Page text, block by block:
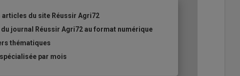
articles du site Réussir Agri72
journal Réussir Agri72 au format numérique
thématiques
par mois